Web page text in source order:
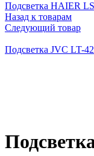
Подсветка HAIER
Назад к товарам
Следующий товар
Подсветка JVC LT-